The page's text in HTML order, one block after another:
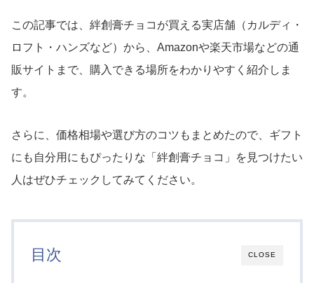
この記事では、絆創膏チョコが買える実店舗（カルディ・
ロフト・ハンズなど）から、Amazonや楽天市場などの通
販サイトまで、購入できる場所をわかりやすく紹介しま
す。
さらに、価格相場や選び方のコツもまとめたので、ギフト
にも自分用にもぴったりな「絆創膏チョコ」を見つけたい
人はぜひチェックしてみてください。
CLOSE
目次